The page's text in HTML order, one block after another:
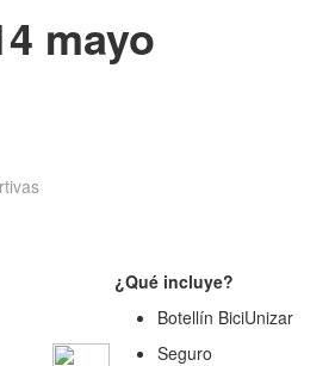
mayo
¿Qué incluye?
Botellín BiciUnizar
Seguro